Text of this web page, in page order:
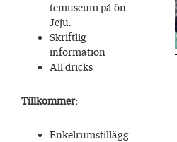
temuseum på ön
Jeju.
Skriftlig
information
All dricks
Tillkommer:
Enkelrumstillägg